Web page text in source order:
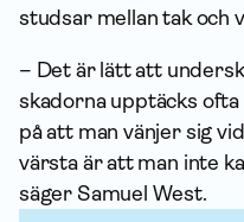
studsar mellan tak och
– Det är lätt att
skadorna upptäcks
på att man vänjer sig
värsta är att man inte
säger Samuel West.